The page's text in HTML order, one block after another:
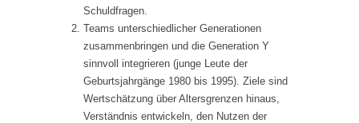
Schuldfragen.
Teams unterschiedlicher Generationen
zusammenbringen und die Generation Y
sinnvoll integrieren (junge Leute der
Geburtsjahrgänge 1980 bis 1995). Ziele sind
Wertschätzung über Altersgrenzen hinaus,
Verständnis entwickeln, den Nutzen der